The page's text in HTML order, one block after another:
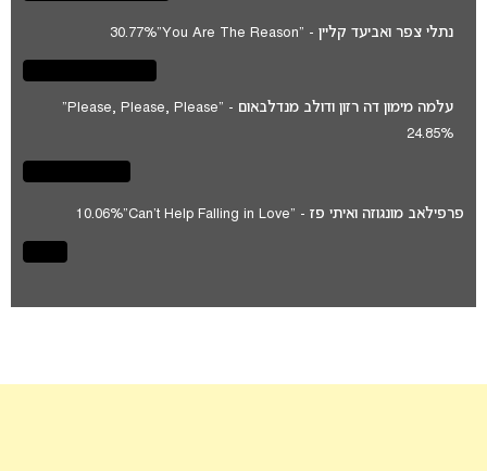
נתלי צפר ואביעד קליין - "You Are The Reason" 30.77%
עלמה מימון דה רזון ודולב מנדלבאום - "Please, Please, Please"
24.85%
פרפילאב מונגוזה ואיתי פז - "Can't Help Falling in Love" 10.06%